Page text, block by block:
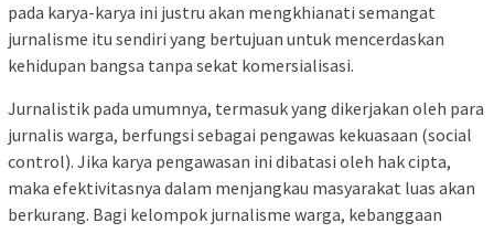
pada karya-karya ini justru akan mengkhianati semangat
jurnalisme itu sendiri yang bertujuan untuk mencerdaskan
kehidupan bangsa tanpa sekat komersialisasi.
Jurnalistik pada umumnya, termasuk yang dikerjakan oleh para
jurnalis warga, berfungsi sebagai pengawas kekuasaan (social
control). Jika karya pengawasan ini dibatasi oleh hak cipta,
maka efektivitasnya dalam menjangkau masyarakat luas akan
berkurang. Bagi kelompok jurnalisme warga, kebanggaan